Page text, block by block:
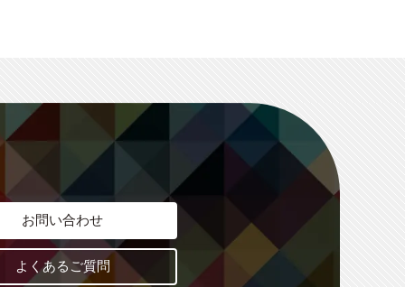
お問い合わせ
よくあるご質問